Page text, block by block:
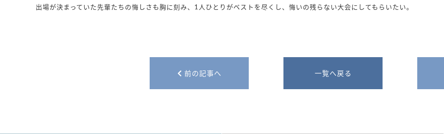
出場が決まっていた先輩たちの悔しさも胸に刻み、1人ひとりがベストを尽くし、悔いの残らない大会にしてもらいたい。
前の記事へ 一覧へ戻る